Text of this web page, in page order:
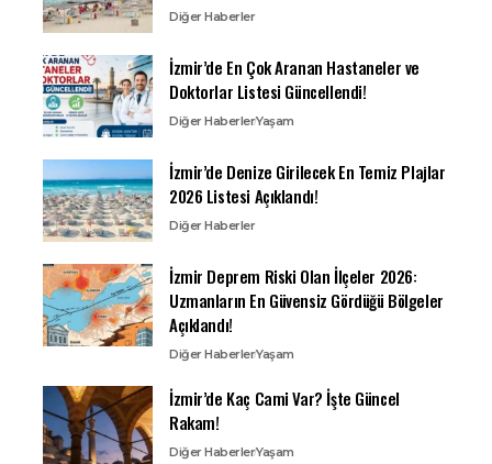
Diğer Haberler
İzmir’de En Çok Aranan Hastaneler ve
Doktorlar Listesi Güncellendi!
Diğer HaberlerYaşam
İzmir’de Denize Girilecek En Temiz Plajlar
2026 Listesi Açıklandı!
Diğer Haberler
İzmir Deprem Riski Olan İlçeler 2026:
Uzmanların En Güvensiz Gördüğü Bölgeler
Açıklandı!
Diğer HaberlerYaşam
İzmir’de Kaç Cami Var? İşte Güncel
Rakam!
Diğer HaberlerYaşam